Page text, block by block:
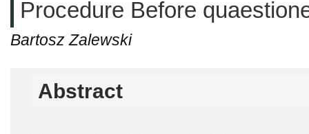
Procedure Before
Bartosz Zalewski
Abstract